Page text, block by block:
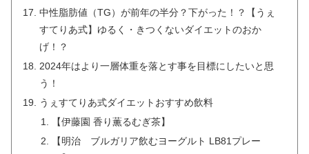
中性脂肪値（TG）が前年の半分？下がった！？【うぇ
すてりあ式】ゆるく・きつくないダイエットのおか
げ！？
2024年はより一層体重を落とす事を目標にしたいと思
う！
うぇすてりあ式ダイエットおすすめ飲料
【伊藤園 香り薫るむぎ茶】
【明治 ブルガリア飲むヨーグルト LB81プレー